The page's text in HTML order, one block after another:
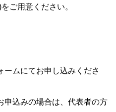
ご用意ください。
ームにてお申し込みくださ
申込みの場合は、代表者の方